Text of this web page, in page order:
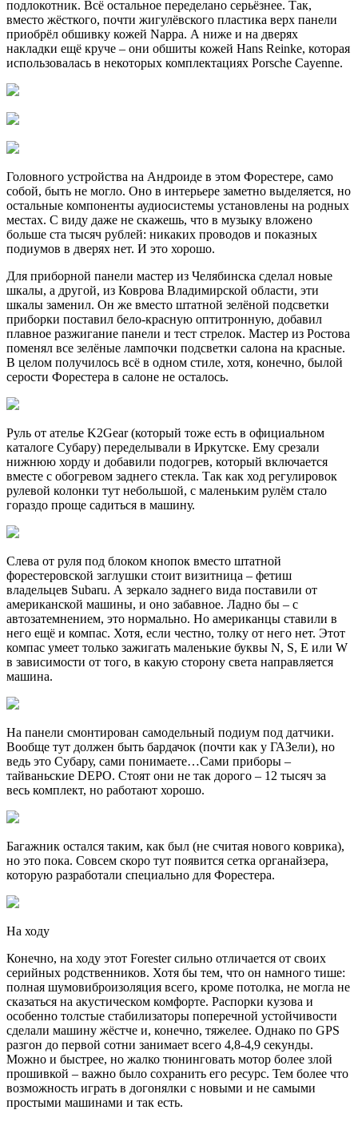
подлокотник. Всё остальное переделано серьёзнее. Так,
вместо жёсткого, почти жигулёвского пластика верх панели
приобрёл обшивку кожей Nappa. А ниже и на дверях
накладки ещё круче – они обшиты кожей Hans Reinke, которая
использовалась в некоторых комплектациях Porsche Cayenne.
Головного устройства на Андроиде в этом Форестере, само
собой, быть не могло. Оно в интерьере заметно выделяется, но
остальные компоненты аудиосистемы установлены на родных
местах. С виду даже не скажешь, что в музыку вложено
больше ста тысяч рублей: никаких проводов и показных
подиумов в дверях нет. И это хорошо.
Для приборной панели мастер из Челябинска сделал новые
шкалы, а другой, из Коврова Владимирской области, эти
шкалы заменил. Он же вместо штатной зелёной подсветки
приборки поставил бело-красную оптитронную, добавил
плавное разжигание панели и тест стрелок. Мастер из Ростова
поменял все зелёные лампочки подсветки салона на красные.
В целом получилось всё в одном стиле, хотя, конечно, былой
серости Форестера в салоне не осталось.
Руль от ателье K2Gear (который тоже есть в официальном
каталоге Субару) переделывали в Иркутске. Ему срезали
нижнюю хорду и добавили подогрев, который включается
вместе с обогревом заднего стекла. Так как ход регулировок
рулевой колонки тут небольшой, с маленьким рулём стало
гораздо проще садиться в машину.
Слева от руля под блоком кнопок вместо штатной
форестеровской заглушки стоит визитница – фетиш
владельцев Subaru. А зеркало заднего вида поставили от
американской машины, и оно забавное. Ладно бы – с
автозатемнением, это нормально. Но американцы ставили в
него ещё и компас. Хотя, если честно, толку от него нет. Этот
компас умеет только зажигать маленькие буквы N, S, E или W
в зависимости от того, в какую сторону света направляется
машина.
На панели смонтирован самодельный подиум под датчики.
Вообще тут должен быть бардачок (почти как у ГАЗели), но
ведь это Субару, сами понимаете…Сами приборы –
тайваньские DEPO. Стоят они не так дорого – 12 тысяч за
весь комплект, но работают хорошо.
Багажник остался таким, как был (не считая нового коврика),
но это пока. Совсем скоро тут появится сетка органайзера,
которую разработали специально для Форестера.
На ходу
Конечно, на ходу этот Forester сильно отличается от своих
серийных родственников. Хотя бы тем, что он намного тише:
полная шумовиброизоляция всего, кроме потолка, не могла не
сказаться на акустическом комфорте. Распорки кузова и
особенно толстые стабилизаторы поперечной устойчивости
сделали машину жёстче и, конечно, тяжелее. Однако по GPS
разгон до первой сотни занимает всего 4,8-4,9 секунды.
Можно и быстрее, но жалко тюнинговать мотор более злой
прошивкой – важно было сохранить его ресурс. Тем более что
возможность играть в догонялки с новыми и не самыми
простыми машинами и так есть.